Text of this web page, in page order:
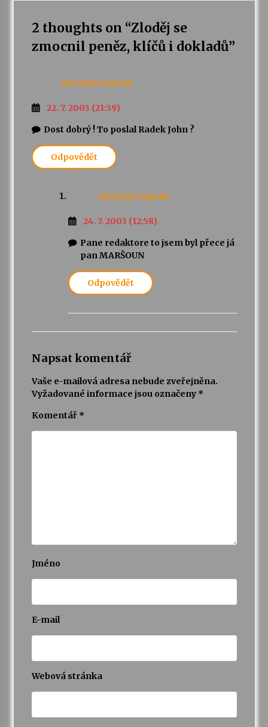
2 thoughts on “Zloděj se
zmocnil peněz, klíčů i dokladů”
Anonym napsal:
22. 7. 2003 (21:39)
Dost dobrý ! To poslal Radek John ?
Odpovědět
Anonym napsal:
24. 7. 2003 (12:58)
Pane redaktore to jsem byl přece já
pan MARŠOUN
Odpovědět
Napsat komentář
Vaše e-mailová adresa nebude zveřejněna.
Vyžadované informace jsou označeny *
Komentář *
Jméno
E-mail
Webová stránka